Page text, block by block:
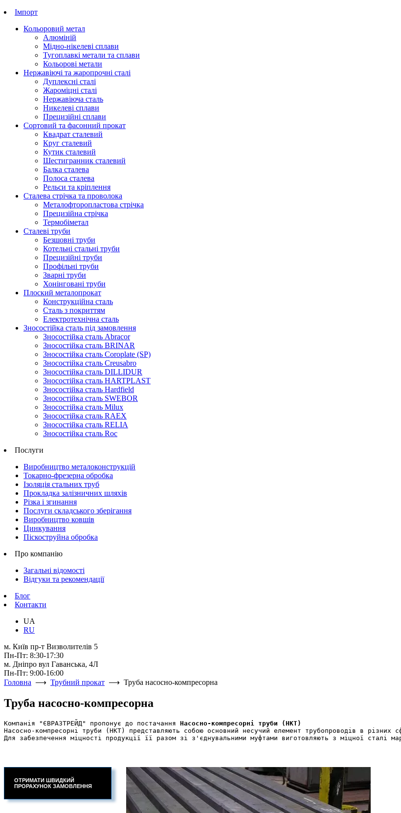
Імпорт
Кольоровий метал
Алюміній
Мідно-нікелеві сплави
Тугоплавкі метали та сплави
Кольорові метали
Нержавіючі та жаропрочні сталі
Дуплексні сталі
Жароміцні сталі
Нержавіюча сталь
Никелеві сплави
Прецизійні сплави
Сортовий та фасонний прокат
Квадрат сталевий
Круг сталевий
Кутик сталевий
Шестигранник сталевий
Балка сталева
Полоса сталева
Рельси та кріплення
Сталева стрічка та проволока
Металофторопластова стрічка
Прецизійна стрічка
Термобіметал
Сталеві труби
Безшовні труби
Котельні стальні труби
Прецизійні труби
Профільні труби
Зварні труби
Хонінговані труби
Плоский металопрокат
Конструкційна сталь
Сталь з покриттям
Електротехнічна сталь
Зносостійка сталь під замовлення
Зносостійка сталь Abracor
Зносостійка сталь BRINAR
Зносостійка сталь Coroplate (SP)
Зносостійка сталь Creusabro
Зносостійка сталь DILLIDUR
Зносостійка сталь HARTPLAST
Зносостійка сталь Hardfield
Зносостійка сталь SWEBOR
Зносостійка сталь Milux
Зносостійка сталь RAEX
Зносостійка сталь RELIA
Зносостійка сталь Roc
Послуги
Виробництво металоконструкцій
Токарно-фрезерна обробка
Ізоляція стальних труб
Прокладка залізничних шляхів
Різка і згинання
Послуги складського зберігання
Виробництво ковшів
Цинкування
Піскоструйна обробка
Про компанію
Загальні відомості
Відгуки та рекомендації
Блог
Контакти
UA
RU
м. Київ пр-т Визволителів 5
Пн-Пт: 8:30-17:30
м. Дніпро вул Гаванська, 4Л
Пн-Пт: 9:00-16:00
Головна ⟶ Трубний прокат ⟶ Труба насосно-компресорна
Труба насосно-компресорна
Компанія "ЄВРАЗТРЕЙД" пропонує до постачання Насосно-компресорні труби (НКТ)
Насосно-компресорні труби (НКТ) представляють собою основний несучий елемент трубопроводів в
Для забезпечення міцності продукції її разом зі з'єднувальними муфтами виготовляють з міцної
ОТРИМАТИ ШВИДКИЙ
ПРОРАХУНОК ЗАМОВЛЕННЯ